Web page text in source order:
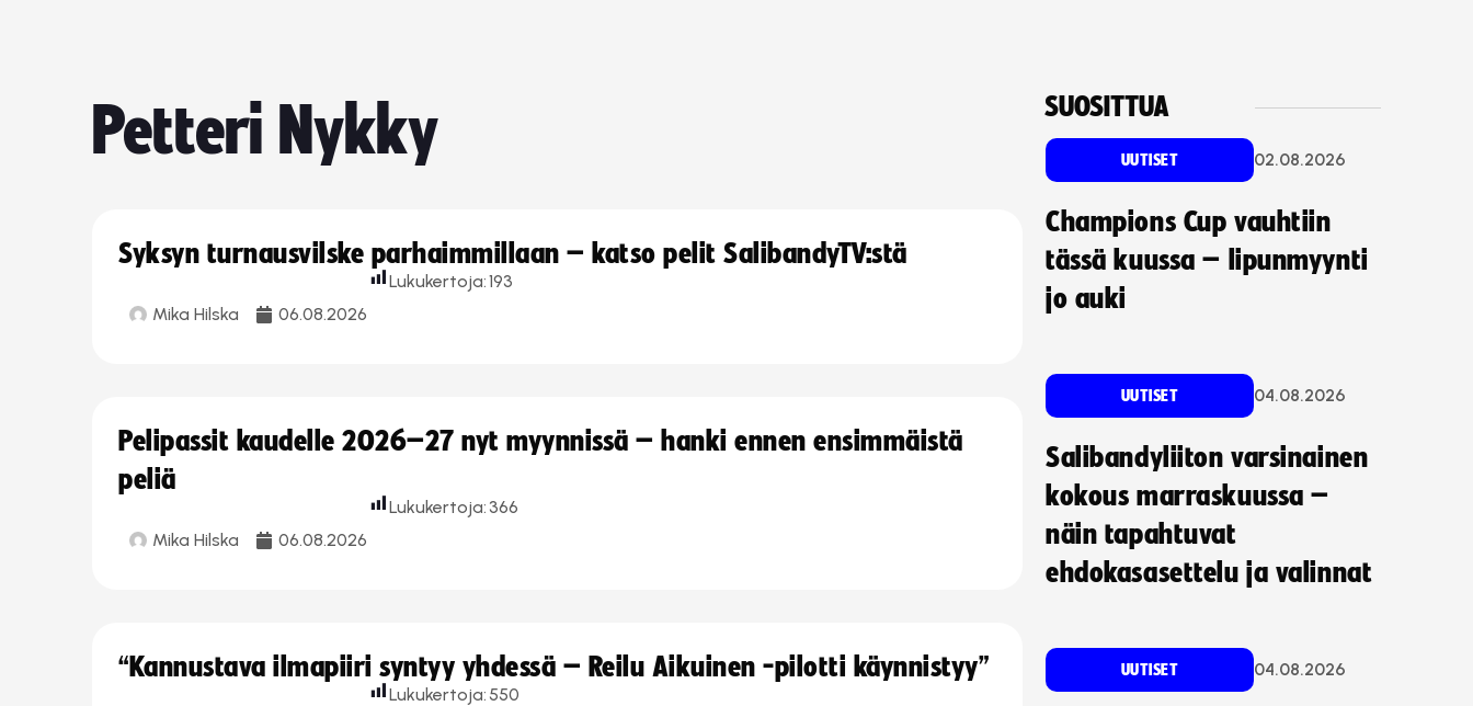
Petteri Nykky
Syksyn turnausvilske parhaimmillaan – katso pelit SalibandyTV:stä
Mika Hilska 06.08.2026
Lukukertoja:193
Pelipassit kaudelle 2026–27 nyt myynnissä – hanki ennen ensimmäistä
peliä
Mika Hilska 06.08.2026
Lukukertoja: 366
“Kannustava ilmapiiri syntyy yhdessä – Reilu Aikuinen -pilotti käynnistyy”
Lukukertoja: 550
SUOSITTUA
UUTISET 02.08.2026
Champions Cup vauhtiin
tässä kuussa – lipunmyynti
jo auki
UUTISET 04.08.2026
Salibandyliiton varsinainen
kokous marraskuussa –
näin tapahtuvat
ehdokasasettelu ja valinnat
UUTISET 04.08.2026